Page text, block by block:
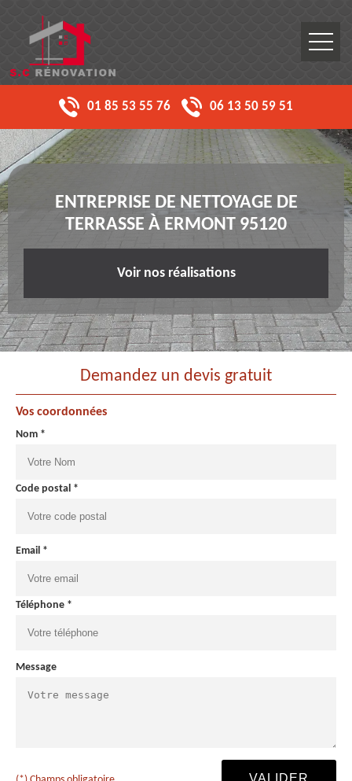
01 85 53 55 76 06 13 50 59 51
ENTREPRISE DE NETTOYAGE DE
TERRASSE À ERMONT 95120
Voir nos réalisations
Demandez un devis gratuit
Vos coordonnées
Nom *
Code postal *
Email *
Téléphone *
Message